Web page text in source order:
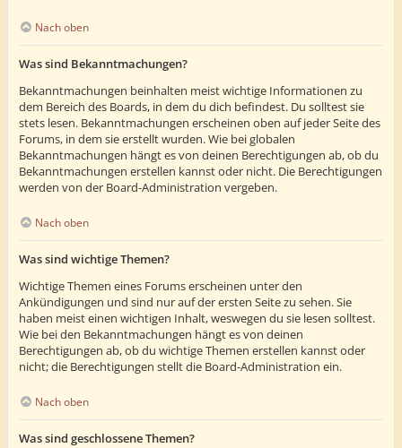
Nach oben
Was sind Bekanntmachungen?
Bekanntmachungen beinhalten meist wichtige Informationen zu
dem Bereich des Boards, in dem du dich befindest. Du solltest sie
stets lesen. Bekanntmachungen erscheinen oben auf jeder Seite des
Forums, in dem sie erstellt wurden. Wie bei globalen
Bekanntmachungen hängt es von deinen Berechtigungen ab, ob du
Bekanntmachungen erstellen kannst oder nicht. Die Berechtigungen
werden von der Board-Administration vergeben.
Nach oben
Was sind wichtige Themen?
Wichtige Themen eines Forums erscheinen unter den
Ankündigungen und sind nur auf der ersten Seite zu sehen. Sie
haben meist einen wichtigen Inhalt, weswegen du sie lesen solltest.
Wie bei den Bekanntmachungen hängt es von deinen
Berechtigungen ab, ob du wichtige Themen erstellen kannst oder
nicht; die Berechtigungen stellt die Board-Administration ein.
Nach oben
Was sind geschlossene Themen?